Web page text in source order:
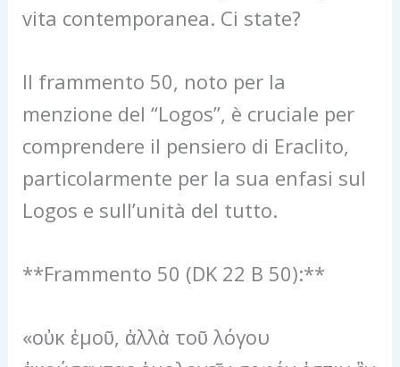
vita contemporanea. Ci state?
Il frammento 50, noto per la
menzione del “Logos”, è cruciale per
comprendere il pensiero di Eraclito,
particolarmente per la sua enfasi sul
Logos e sull’unità del tutto.
**Frammento 50 (DK 22 B 50):**
«οὐκ ἐμοῦ, ἀλλὰ τοῦ λόγου